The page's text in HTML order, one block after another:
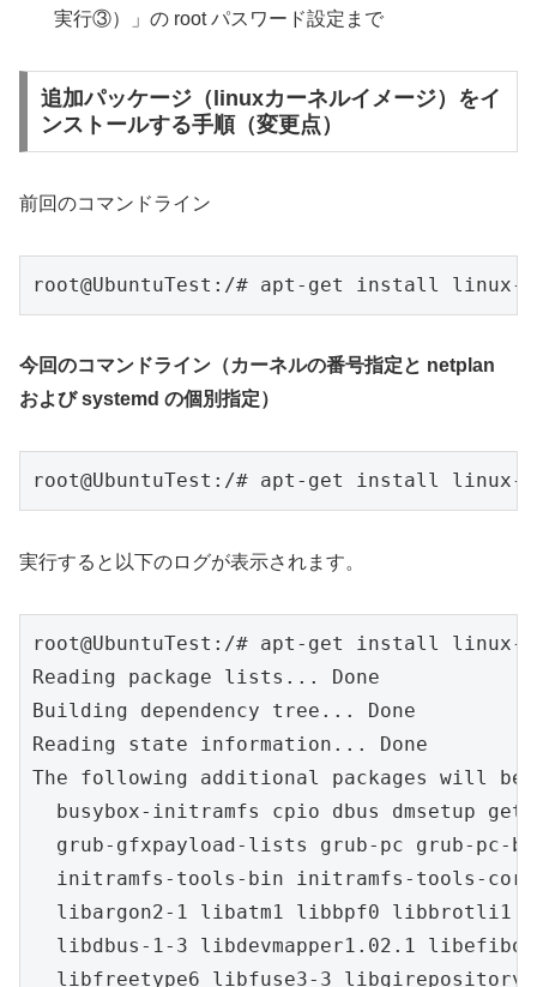
実行③）」の root パスワード設定まで
追加パッケージ（linuxカーネルイメージ）をイ
ンストールする手順（変更点）
前回のコマンドライン
root@UbuntuTest:/# apt-get install linux-
今回のコマンドライン（カーネルの番号指定と netplan
および systemd の個別指定）
root@UbuntuTest:/# apt-get install linux-
実行すると以下のログが表示されます。
root@UbuntuTest:/# apt-get install linux-
Reading package lists... Done
Building dependency tree... Done
Reading state information... Done
The following additional packages will
busybox-initramfs cpio dbus dmsetup
grub-gfxpayload-lists grub-pc grub-pc-
initramfs-tools-bin initramfs-tools-
libargon2-1 libatm1 libbpf0 libbrotli1
libdbus-1-3 libdevmapper1.02.1
libfreetype6 libfuse3-3